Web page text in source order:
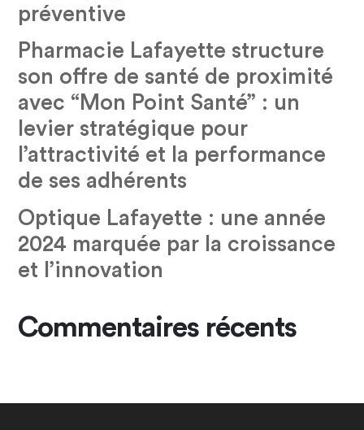
préventive
Pharmacie Lafayette structure
son offre de santé de proximité
avec “Mon Point Santé” : un
levier stratégique pour
l’attractivité et la performance
de ses adhérents
Optique Lafayette : une année
2024 marquée par la croissance
et l’innovation
Commentaires récents